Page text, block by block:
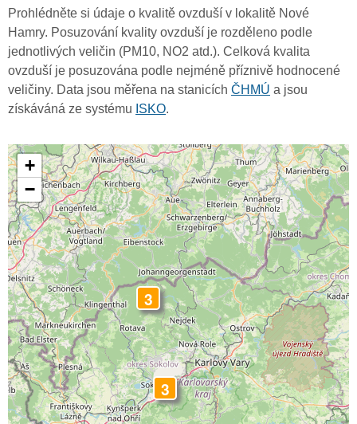
Prohlédněte si údaje o kvalitě ovzduší v lokalitě Nové
Hamry. Posuzování kvality ovzduší je rozděleno podle
jednotlivých veličin (PM10, NO2 atd.). Celková kvalita
ovzduší je posuzována podle nejméně příznivě hodnocené
veličiny. Data jsou měřena na stanicích ČHMÚ a jsou
získáváná ze systému ISKO.
3
3
+
−